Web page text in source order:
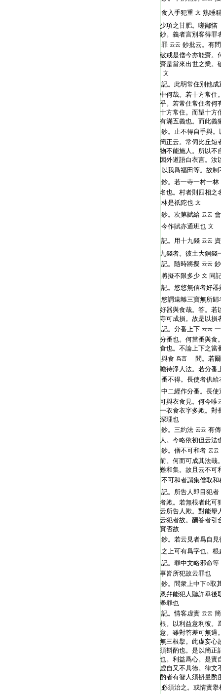
食入手犯重 文 熟睡
少項之甘肥。嗟鄙悋
鈔。義者言別客得罪
罪 云云 鈔批云。有
破戒是僧今亦能齋。
齋是當來出世之業。
文
記。此明常住別他成
中何哉。若十方常住
乎。若常住常住者何
十方常住。而望十方
有滿五義也。而此義
鈔。止不得自手與
簡正云。常伺比丘短
物不能施人。所以不
因外道語白衣言。汝
以我爲福田等。故制
鈔。若一寺一村一林
名也。村者則四相之
林是祇陀也 文
鈔。次第賦給 云云
今作賦亦通班也 文
記。用十九錢 云云
九錢者。彼土大銅錢
記。隨時將擬 云云 鈔
將擬不限多少 文 同
記。悠悠無信者好器
悠謂遠離三寶無所歸
好器與食哉。答。若
寺可成損。故是以損
記。分番上下 云云
分番也。何當番與食
食也。不論上下之當
與食 爲言
問。若
瞻待淨人法。若分番
番不得。長使者供給
中二經作分番。長使
可與衣食見。何今唯
一衣食衣字多歟。對
深理也
鈔。三約法 云云 有
人。今略依初但云法
鈔。僧不可和者 云云
前。何而可成其法哉
難和集。故且云不可
不可和者謂集僧取和
記。所告人即目犯者
者歟。若無根者此可
云所告人歟。對能擧
云犯者故。酬答者引
實否故
鈔。若云見者爲自見
之上可有爲字也。根
記。罪中文略邪命等
事皆所犯故云罪也
鈔。問衆上中下○取
衆幷能犯人聽許畢後
擧罪也
記。情客虚實 云云
根。以利益意利彼。
意。雖對答差可無過
無三根擧。此虚妄心
須斟酌也。是以簡正
也。利益爲心。是實
虚自又不具徳。律文
酌者有智人須斟量酌
必須治之。或情實